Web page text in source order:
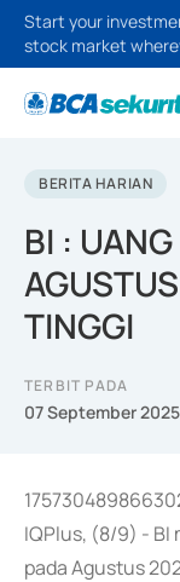
Start your
stock market
BERITA HARIAN
BI :
TINGGI
TERBIT PADA
07 September 2025
IQPlus, (8/9) - BI
pada Agustus